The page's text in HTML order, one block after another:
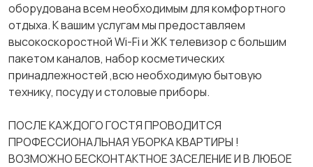
оборудована всем необходимым для комфортного
отдыха. К вашим услугам мы предоставляем
высокоскоростной Wi-Fi и ЖК телевизор с большим
пакетом каналов, набор косметических
принадлежностей ,всю необходимую бытовую
технику, посуду и столовые приборы.
ПОСЛЕ КАЖДОГО ГОСТЯ ПРОВОДИТСЯ
ПРОФЕССИОНАЛЬНАЯ УБОРКА КВАРТИРЫ !
ВОЗМОЖНО БЕСКОНТАКТНОЕ ЗАСЕЛЕНИЕ И В ЛЮБОЕ